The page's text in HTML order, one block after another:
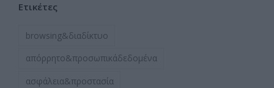
Ετικέτες
browsing&διαδίκτυο
απόρρητο&προσωπικάδεδομένα
ασφάλεια&προστασία